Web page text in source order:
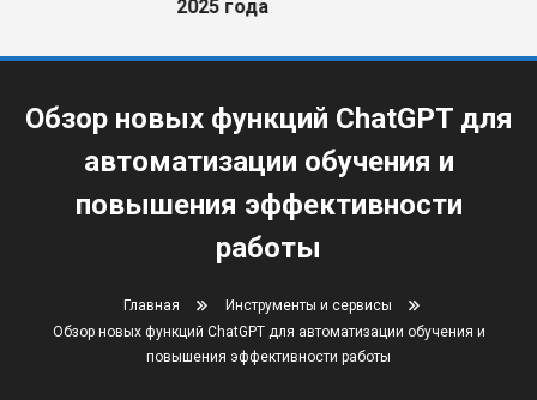
2025 года
Обзор новых функций ChatGPT для
автоматизации обучения и
повышения эффективности
работы
Главная
Инструменты и сервисы
Обзор новых функций ChatGPT для автоматизации обучения и
повышения эффективности работы